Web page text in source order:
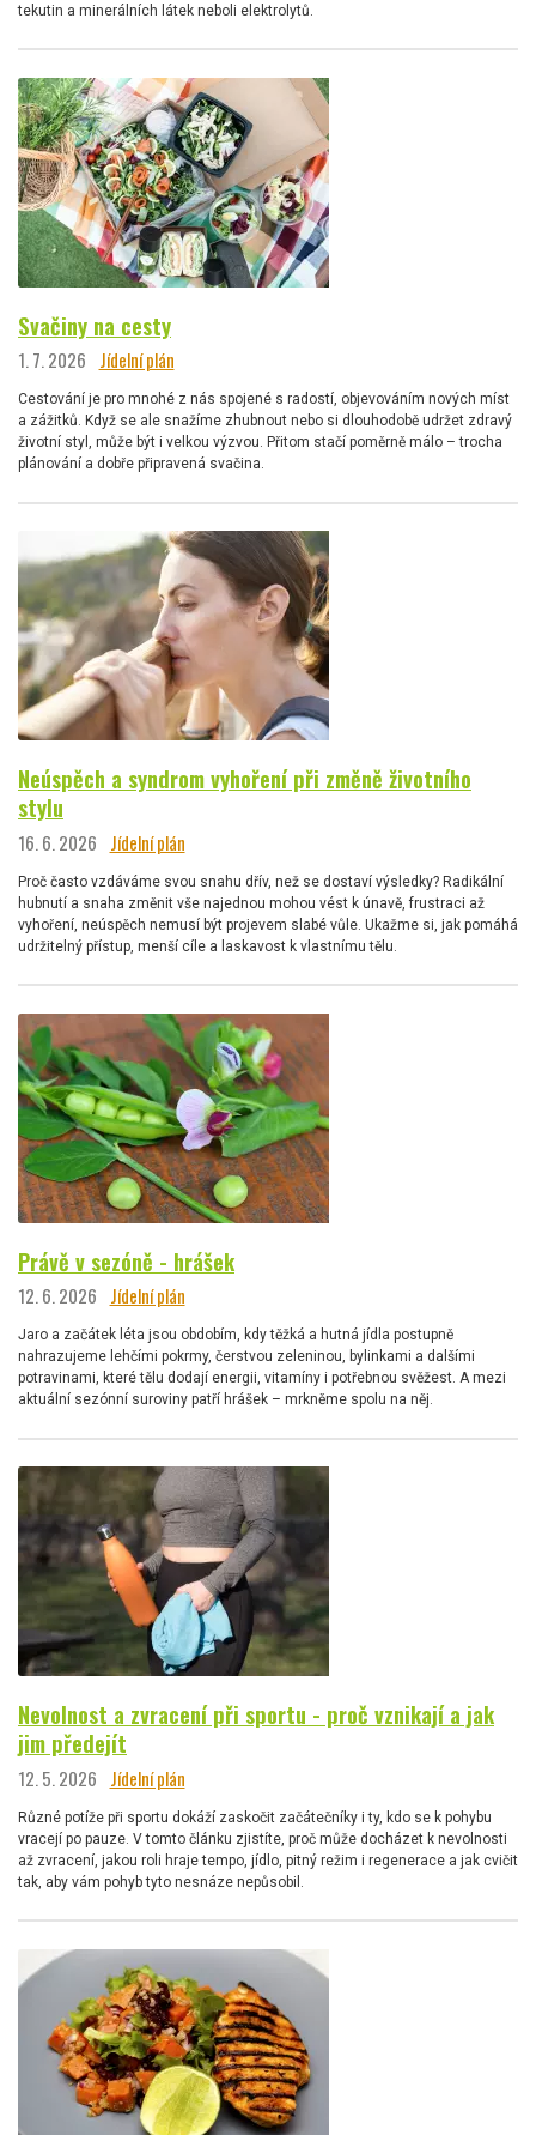
tekutin a minerálních látek neboli elektrolytů.
Svačiny na cesty
1. 7. 2026 Jídelní plán
Cestování je pro mnohé z nás spojené s radostí, objevováním nových míst
a zážitků. Když se ale snažíme zhubnout nebo si dlouhodobě udržet zdravý
životní styl, může být i velkou výzvou. Přitom stačí poměrně málo – trocha
plánování a dobře připravená svačina.
Neúspěch a syndrom vyhoření při změně životního
stylu
16. 6. 2026 Jídelní plán
Proč často vzdáváme svou snahu dřív, než se dostaví výsledky? Radikální
hubnutí a snaha změnit vše najednou mohou vést k únavě, frustraci až
vyhoření, neúspěch nemusí být projevem slabé vůle. Ukažme si, jak pomáhá
udržitelný přístup, menší cíle a laskavost k vlastnímu tělu.
Právě v sezóně - hrášek
12. 6. 2026 Jídelní plán
Jaro a začátek léta jsou obdobím, kdy těžká a hutná jídla postupně
nahrazujeme lehčími pokrmy, čerstvou zeleninou, bylinkami a dalšími
potravinami, které tělu dodají energii, vitamíny i potřebnou svěžest. A mezi
aktuální sezónní suroviny patří hrášek – mrkněme spolu na něj.
Nevolnost a zvracení při sportu - proč vznikají a jak
jim předejít
12. 5. 2026 Jídelní plán
Různé potíže při sportu dokáží zaskočit začátečníky i ty, kdo se k pohybu
vracejí po pauze. V tomto článku zjistíte, proč může docházet k nevolnosti
až zvracení, jakou roli hraje tempo, jídlo, pitný režim i regenerace a jak cvičit
tak, aby vám pohyb tyto nesnáze nepůsobil.